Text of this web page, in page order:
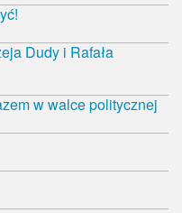
Dudy i Rafała
w walce politycznej